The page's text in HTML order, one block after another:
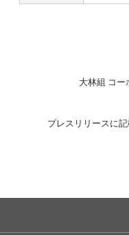
大林組 コ
プレスリリースに